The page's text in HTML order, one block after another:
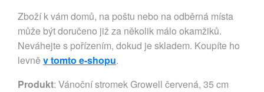
Zboží k vám domů, na poštu nebo na odběrná místa
může být doručeno již za několik málo okamžiků.
Neváhejte s pořízením, dokud je skladem. Koupíte ho
levně v tomto e-shopu.
Produkt: Vánoční stromek Growell červená, 35 cm